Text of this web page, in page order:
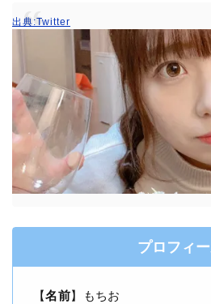
出典:Twitter
プロフィ
【名前】もちお